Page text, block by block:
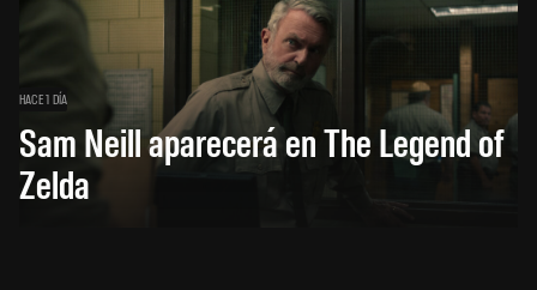
HACE 1 DÍA
Sam Neill aparecerá en The Legend of
Zelda